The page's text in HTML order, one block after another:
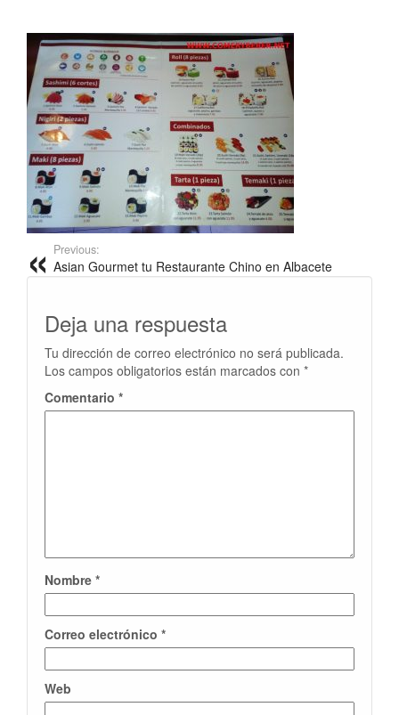
Previous:
Asian Gourmet tu Restaurante Chino en Albacete
Deja una respuesta
Tu dirección de correo electrónico no será publicada.
Los campos obligatorios están marcados con *
Comentario *
Nombre *
Correo electrónico *
Web